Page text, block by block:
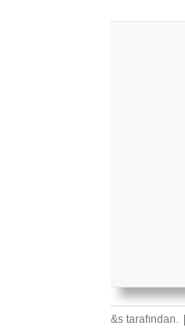
&s tarafından.